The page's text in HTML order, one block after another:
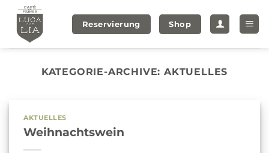
Zum
Inhalt
springen
Reservierung Shop
KATEGORIE-ARCHIVE: AKTUELLES
AKTUELLES
Weihnachtswein